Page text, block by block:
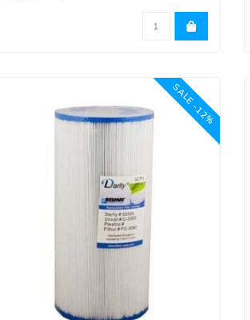
SALE -12%